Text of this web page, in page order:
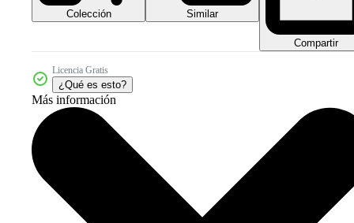
Colección Similar
Compartir
Licencia Gratis
¿Qué es esto?
Más información